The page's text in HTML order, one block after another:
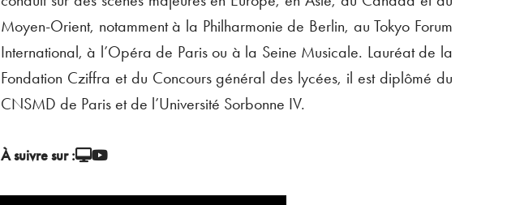
Moyen-Orient, notamment à la Philharmonie de Berlin, au Tokyo Forum
International, à l’Opéra de Paris ou à la Seine Musicale. Lauréat de la
Fondation Cziffra et du Concours général des lycées, il est diplômé du
CNSMD de Paris et de l’Université Sorbonne IV.
À suivre sur :